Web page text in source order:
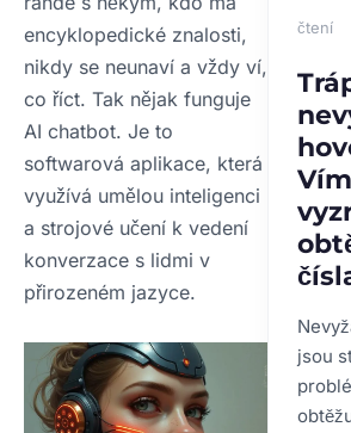
encyklopedické znalosti,
nikdy se neunaví a vždy ví,
co říct. Tak nějak funguje
AI chatbot. Je to
softwarová aplikace, která
využívá umělou inteligenci
a strojové učení k vedení
konverzace s lidmi v
přirozeném jazyce.
čtení
jsou